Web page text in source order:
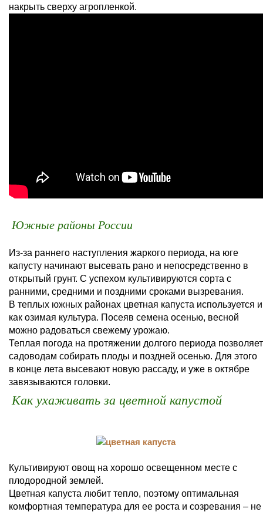
накрыть сверху агропленкой.
Южные районы России
Из-за раннего наступления жаркого периода, на юге
капусту начинают высевать рано и непосредственно в
открытый грунт. С успехом культивируются сорта с
ранними, средними и поздними сроками вызревания.
В теплых южных районах цветная капуста используется и
как озимая культура. Посеяв семена осенью, весной
можно радоваться свежему урожаю.
Теплая погода на протяжении долгого периода позволяет
садоводам собирать плоды и поздней осенью. Для этого
в конце лета высевают новую рассаду, и уже в октябре
завязываются головки.
Как ухаживать за цветной капустой
Культивируют овощ на хорошо освещенном месте с
плодородной землей.
Цветная капуста любит тепло, поэтому оптимальная
комфортная температура для ее роста и созревания – не